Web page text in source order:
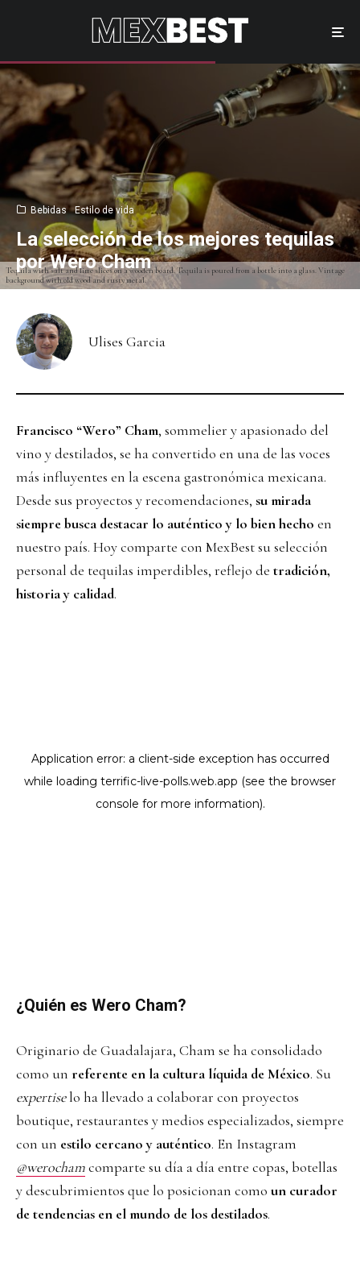
Tequila with salt and lime slices on a wooden board. Tequila is poured from a bottle into a glass. Vintage
background with old wood and rusty metal.
Bebidas Estilo de vida
La selección de los mejores tequilas
por Wero Cham
Ulises Garcia
Francisco “Wero” Cham, sommelier y apasionado del
vino y destilados, se ha convertido en una de las voces
más influyentes en la escena gastronómica mexicana.
Desde sus proyectos y recomendaciones, su mirada
siempre busca destacar lo auténtico y lo bien hecho en
nuestro país. Hoy comparte con MexBest su selección
personal de tequilas imperdibles, reflejo de tradición,
historia y calidad.
¿Quién es Wero Cham?
Originario de Guadalajara, Cham se ha consolidado
como un referente en la cultura líquida de México. Su
expertiselo ha llevado a colaborar con proyectos
boutique, restaurantes y medios especializados, siempre
con un estilo cercano y auténtico. En Instagram
@werochamcomparte su día a día entre copas, botellas
y descubrimientos que lo posicionan como un curador
de tendencias en el mundo de los destilados.